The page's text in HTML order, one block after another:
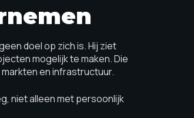
doel op zich is. Hij ziet
mogelijk te maken. Die
en infrastructuur.
niet alleen met persoonlijk